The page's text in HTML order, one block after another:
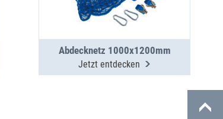
Abdecknetz 1000x1200mm
Jetzt entdecken